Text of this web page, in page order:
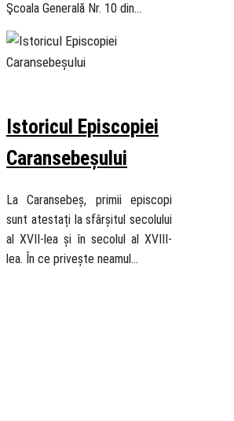
Şcoala Generală Nr. 10 din…
Istoricul Episcopiei
Caransebeșului
La Caransebeș, primii episcopi
sunt atestați la sfârșitul secolului
al XVII-lea și în secolul al XVIII-
lea. În ce privește neamul…